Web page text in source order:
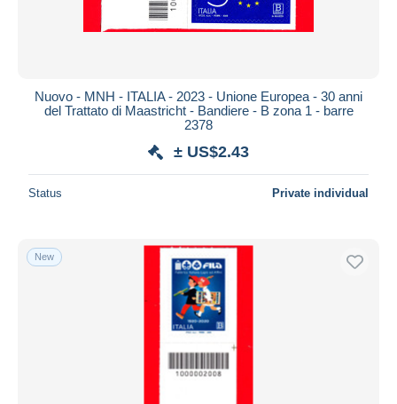
Closing in
From
Bank transfer
MasterCard
Bancontact
Nuovo - MNH - ITALIA - 2023 - Unione Europea - 30 anni
del Trattato di Maastricht - Bandiere - B zona 1 - barre
2378
± US$2.43
Status Private individual
New